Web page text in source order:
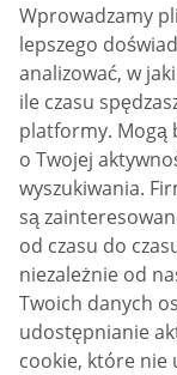
Wprowadzamy
lepszego
analizować, w
ile czasu
platformy. Mogą
o Twojej
wyszukiwania.
są
od czasu do
niezależnie od
Twoich danych
udostępnianie
cookie, które nie